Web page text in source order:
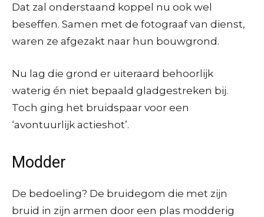
Dat zal onderstaand koppel nu ook wel
beseffen. Samen met de fotograaf van dienst,
waren ze afgezakt naar hun bouwgrond.
Nu lag die grond er uiteraard behoorlijk
waterig én niet bepaald gladgestreken bij.
Toch ging het bruidspaar voor een
‘avontuurlijk actieshot’.
Modder
De bedoeling? De bruidegom die met zijn
bruid in zijn armen door een plas modderig